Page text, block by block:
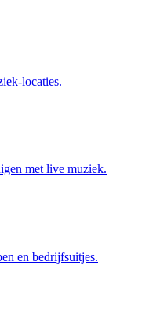
locaties.
met live muziek.
en bedrijfsuitjes.